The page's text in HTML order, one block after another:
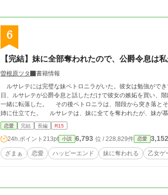
6
【完結】妹に全部奪われたので、公爵令息は
曽根原ツタ
書籍情報
ルサレテには完璧な妹ペトロニラがいた。彼女は勉強がで
日、ルサレテが公爵令息と話しただけで彼女の嫉妬を買い、
一緒に転落した。 その後ペトロニラは、階段から突き落とそうとしたのはルサレテだと嘘をつき、婚約者と家族を奪い、意地悪な
姉に仕立てた。 ルサレテは、妹に全てを奪われ
恋愛 完結 長編 R15
24h.ポイント 213pt 小説 6,793 位 / 228,829件 恋愛 3,152
ざまぁ 恋愛 ハッピーエンド 妹に奪われる 乙女ゲ